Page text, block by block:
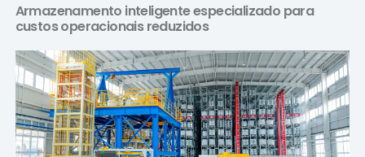
Armazenamento inteligente especializado para
custos operacionais reduzidos